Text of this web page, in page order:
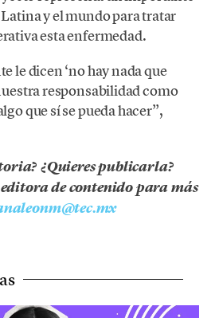
y el mundo para tratar
esta enfermedad.
le dicen ‘no hay nada que
responsabilidad como
que sí se pueda hacer”,
¿Quieres publicarla?
de contenido para más